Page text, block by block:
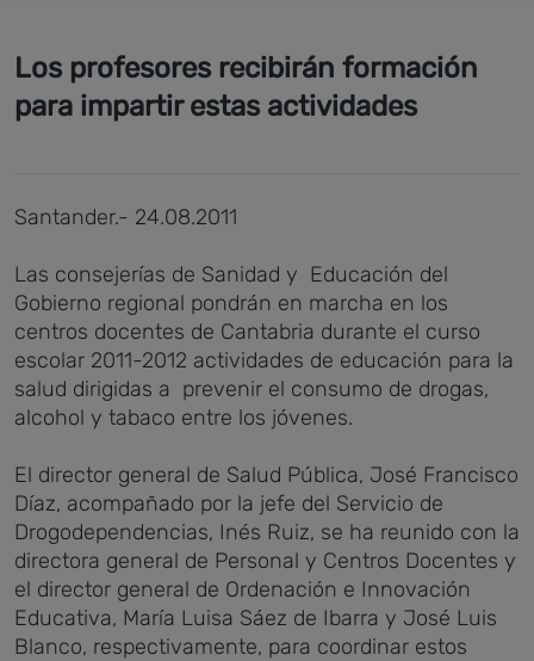
Los profesores recibirán formación
para impartir estas actividades
Santander.- 24.08.2011
Las consejerías de Sanidad y Educación del
Gobierno regional pondrán en marcha en los
centros docentes de Cantabria durante el curso
escolar 2011-2012 actividades de educación para la
salud dirigidas a prevenir el consumo de drogas,
alcohol y tabaco entre los jóvenes.
El director general de Salud Pública, José Francisco
Díaz, acompañado por la jefe del Servicio de
Drogodependencias, Inés Ruiz, se ha reunido con la
directora general de Personal y Centros Docentes y
el director general de Ordenación e Innovación
Educativa, María Luisa Sáez de Ibarra y José Luis
Blanco, respectivamente, para coordinar estos